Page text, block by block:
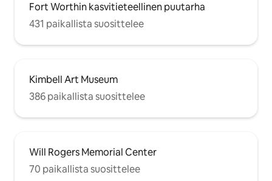
Fort Worthin kasvitieteellinen puutarha
431 paikallista suosittelee
Kimbell Art Museum
386 paikallista suosittelee
Will Rogers Memorial Center
70 paikallista suosittelee